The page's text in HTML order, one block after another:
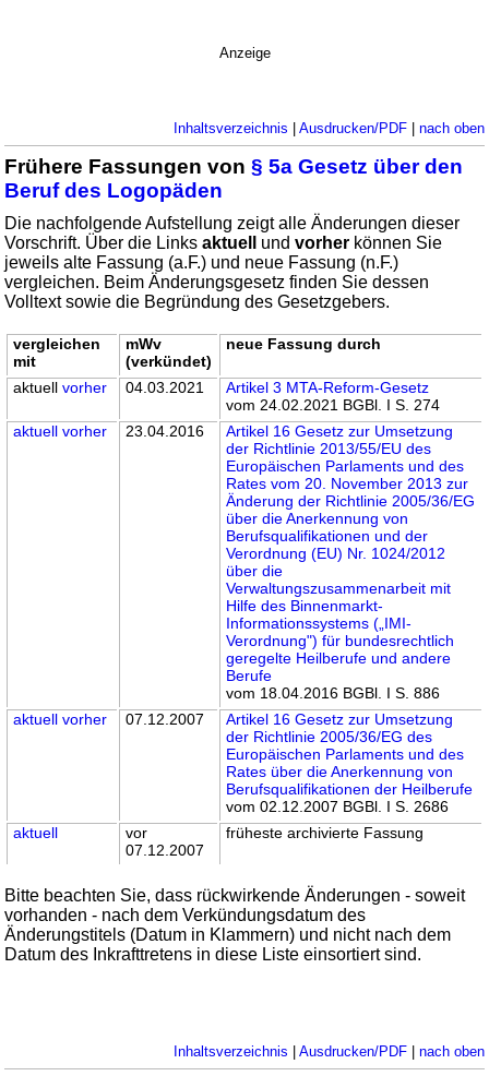
Anzeige
Inhaltsverzeichnis | Ausdrucken/PDF| nach oben
Frühere Fassungen von§ 5a Gesetz über den
Beruf des Logopäden
Die nachfolgende Aufstellung zeigt alle Änderungen dieser
Vorschrift. Über die Linksaktuell undvorher können Sie
jeweils alte Fassung (a.F.) und neue Fassung (n.F.)
vergleichen. Beim Änderungsgesetz finden Sie dessen
Volltext sowie die Begründung des Gesetzgebers.
vergleichen
mit
mWv
(verkündet)
neue Fassung durch
aktuellvorher 04.03.2021
Artikel 3 MTA-Reform-Gesetz
vom 24.02.2021 BGBl. I S. 274
aktuell vorher 23.04.2016
Artikel 16 Gesetz zur Umsetzung
der Richtlinie 2013/55/EU des
Europäischen Parlaments und des
Rates vom 20. November 2013 zur
Änderung der Richtlinie 2005/36/EG
über die Anerkennung von
Berufsqualifikationen und der
Verordnung (EU) Nr. 1024/2012
über die
Verwaltungszusammenarbeit mit
Hilfe des Binnenmarkt-
Informationssystems („IMI-
Verordnung") für bundesrechtlich
geregelte Heilberufe und andere
Berufe
vom 18.04.2016 BGBl. I S. 886
aktuell vorher 07.12.2007
Artikel 16 Gesetz zur Umsetzung
der Richtlinie 2005/36/EG des
Europäischen Parlaments und des
Rates über die Anerkennung von
Berufsqualifikationen der Heilberufe
vom 02.12.2007 BGBl. I S. 2686
aktuell
vor
07.12.2007
früheste archivierte Fassung
Bitte beachten Sie, dass rückwirkende Änderungen - soweit
vorhanden - nach dem Verkündungsdatum des
Änderungstitels (Datum in Klammern) und nicht nach dem
Datum des Inkrafttretens in diese Liste einsortiert sind.
Inhaltsverzeichnis | Ausdrucken/PDF| nach oben